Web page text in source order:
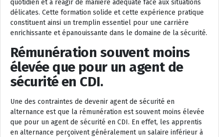
quotidien et à réagir de manière adéquate face aux situations
délicates. Cette formation solide et cette expérience pratique
constituent ainsi un tremplin essentiel pour une carrière
enrichissante et épanouissante dans le domaine de la sécurité.
Rémunération souvent moins
élevée que pour un agent de
sécurité en CDI.
Une des contraintes de devenir agent de sécurité en
alternance est que la rémunération est souvent moins élevée
que pour un agent de sécurité en CDI. En effet, les apprentis
en alternance perçoivent généralement un salaire inférieur à